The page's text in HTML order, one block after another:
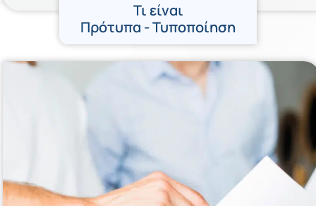
Τι είναι
Πρότυπα - Τυποποίηση